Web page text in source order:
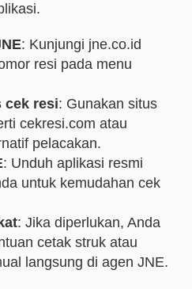
: Kunjungi jne.co.id
resi pada menu
cek resi: Gunakan situs
cekresi.com atau
pelacakan.
: Unduh aplikasi resmi
untuk kemudahan cek
: Jika diperlukan, Anda
cetak struk atau
langsung di agen JNE.